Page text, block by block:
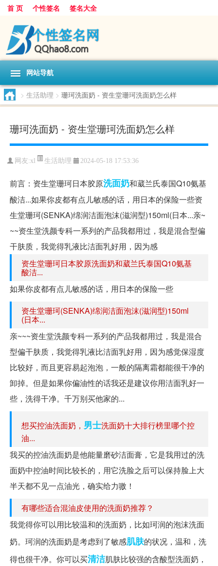
首 页 个性签名 签名大全
网站导航
> 生活助理 > 珊珂洗面奶 - 资生堂珊珂洗面奶怎么样
珊珂洗面奶 - 资生堂珊珂洗面奶怎么样
网友:xl 生活助理 2024-05-18 17:53:36
前言：资生堂珊珂日本胶原洗面奶和葳兰氏泰国Q10氨基
酸洁...如果你皮都有点儿敏感的话，用日本的保险一些资
生堂珊珂(SENKA)绵润洁面泡沫(滋润型)150ml(日本...亲~
~~资生堂洗颜专科一系列的产品我都用过，我是混合型偏
干肤质，我觉得乳液比洁面乳好用，因为感
资生堂珊珂日本胶原洗面奶和葳兰氏泰国Q10氨基
酸洁...
如果你皮都有点儿敏感的话，用日本的保险一些
资生堂珊珂(SENKA)绵润洁面泡沫(滋润型)150ml
(日本...
亲~~~资生堂洗颜专科一系列的产品我都用过，我是混合
型偏干肤质，我觉得乳液比洁面乳好用，因为感觉保湿度
比较好，而且更容易起泡泡，一般的隔离霜都能很干净的
卸掉。但是如果你偏油性的话我还是建议你用洁面乳好一
些，洗得干净。千万别买他家的...
想买控油洗面奶， 男士洗面奶十大排行榜里哪个控
油...
我买的控油洗面奶是他能量磨砂洁面膏，它是我用过的洗
面奶中控油时间比较长的，用它洗脸之后可以保持脸上大
半天都不见一点油光，确实给力嗷！
有哪些适合混油皮使用的洗面奶推荐？
我觉得你可以用比较温和的洗面奶，比如珂润的泡沫洗面
奶。珂润的洗面奶是考虑到了敏感肌肤的状况，温和，洗
得也很干净。你可以买清洁肌肤比较强的含酸型洗面奶，